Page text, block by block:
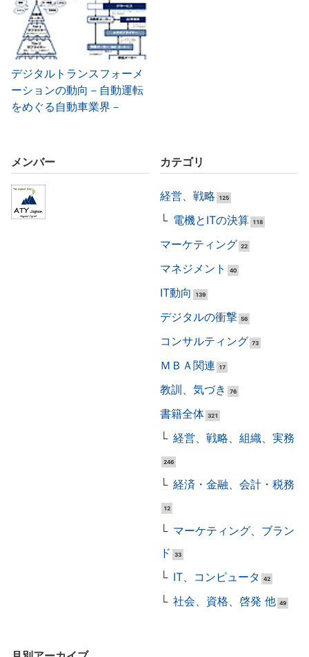
デジタルトランスフォーメ
ーションの動向－自動運転
をめぐる自動車業界－
メンバー カテゴリ
経営、戦略 125
電機とITの決算 118
マーケティング 22
マネジメント 40
IT動向 139
デジタルの衝撃 56
コンサルティング 73
ＭＢＡ関連 17
教訓、気づき 76
書籍全体 321
経営、戦略、組織、実務
246
経済・金融、会計・税務
12
マーケティング、ブラン
ド
33
IT、コンピュータ 42
社会、資格、啓発 他 49